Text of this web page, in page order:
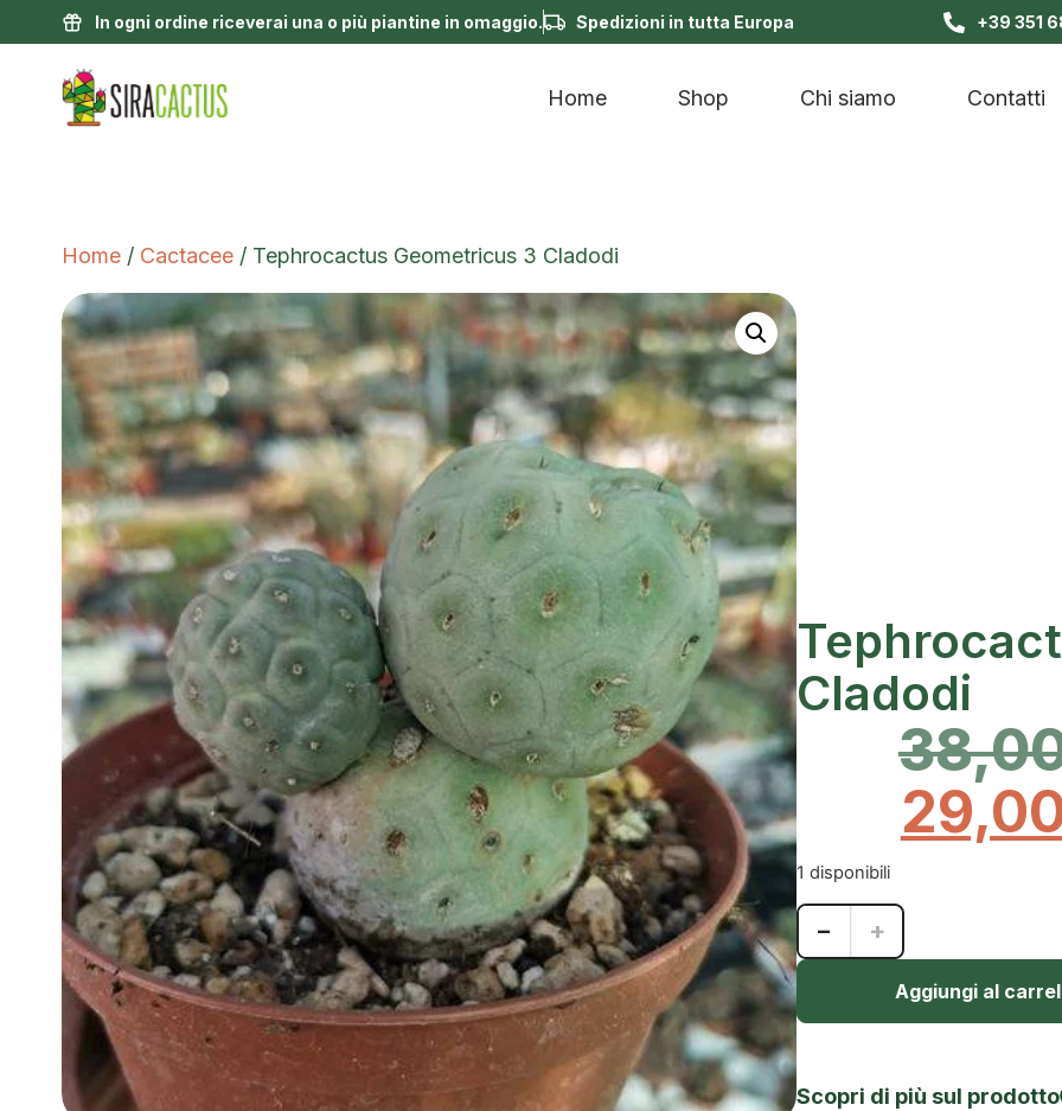
In ogni ordine riceverai una o più piantine in omaggio. Spedizioni in tutta Europa +39 351
Home Shop Chi siamo Contatti
Home / Cactacee / Tephrocactus Geometricus 3 Cladodi
Cladodi
1 disponibili
− +
Aggiungi al
Scopri di più sul prodotto